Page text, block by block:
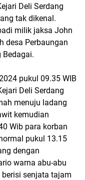
Deli Serdang
tak dikenal.
milik jaksa John
desa Perbaungan
Bedagai.
pukul 09.35 WIB
Deli Serdang
menuju ladang
kemudian
Wib para korban
pukul 13.15
dengan
warna abu-abu
senjata tajam